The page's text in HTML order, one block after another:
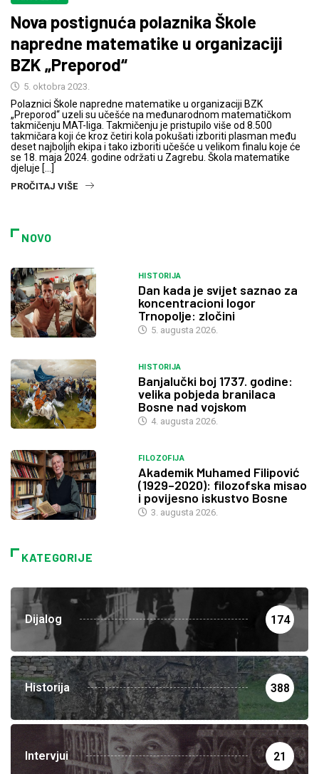
Nova postignuća polaznika Škole
napredne matematike u organizaciji
BZK „Preporod“
5. oktobra 2023.
Polaznici Škole napredne matematike u organizaciji BZK
„Preporod“ uzeli su učešće na međunarodnom matematičkom
takmičenju MAT-liga. Takmičenju je pristupilo više od 8.500
takmičara koji će kroz četiri kola pokušati izboriti plasman među
deset najboljih ekipa i tako izboriti učešće u velikom finalu koje će
se 18. maja 2024. godine održati u Zagrebu. Škola matematike
djeluje […]
PROČITAJ VIŠE
NOVO
HISTORIJA
Dan kada je svijet saznao za
koncentracioni logor
Trnopolje: zločini
5. augusta 2026.
HISTORIJA
Banjalučki boj 1737. godine:
velika pobjeda branilaca
Bosne nad vojskom
4. augusta 2026.
FILOZOFIJA
Akademik Muhamed Filipović
(1929–2020): filozofska misao
i povijesno iskustvo Bosne
3. augusta 2026.
KATEGORIJE
Dijalog 174
Historija 388
Intervjui 21